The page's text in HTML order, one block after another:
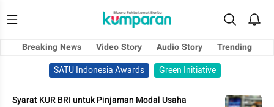
Breaking News Video Story Audio Story
Trending
SATU Indonesia Awards
Green Initiative
Syarat KUR BRI untuk Pinjaman Modal Usaha